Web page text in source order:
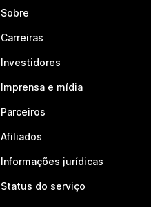
Sobre
Carreiras
Investidores
Imprensa e mídia
Parceiros
Afiliados
Informações jurídicas
Status do serviço